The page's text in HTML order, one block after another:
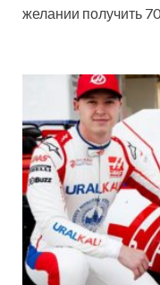
желании получить